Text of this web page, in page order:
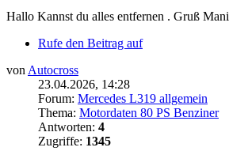
Hallo Kannst du alles entfernen . Gruß Mani
Rufe den Beitrag auf
von Autocross
23.04.2026, 14:28
Forum: Mercedes L319 allgemein
Thema: Motordaten 80 PS Benziner
Antworten: 4
Zugriffe: 1345